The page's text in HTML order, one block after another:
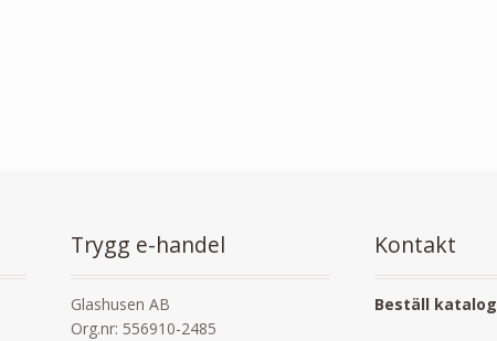
Trygg e-handel
Glashusen AB
Org.nr: 556910-2485
Kontakt
Beställ katalog